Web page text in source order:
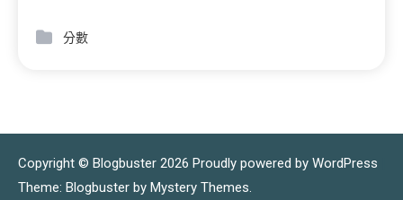
分數
Copyright © Blogbuster 2026 Proudly powered by WordPress
Theme: Blogbuster by Mystery Themes